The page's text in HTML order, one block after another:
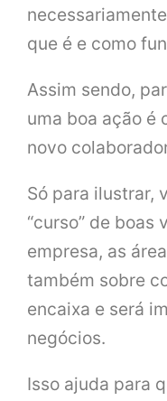
que é e como
Assim sendo,
uma boa ação é
novo
Só para ilustrar,
“curso” de boas
empresa, as
também sobre
encaixa e será
negócios.
Isso ajuda para